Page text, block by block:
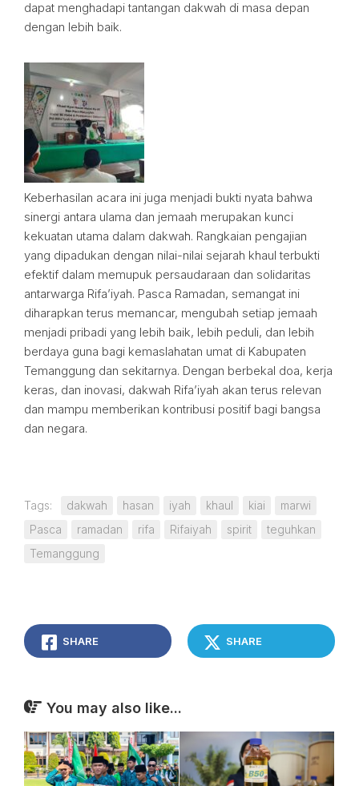
dapat menghadapi tantangan dakwah di masa depan
dengan lebih baik.
Keberhasilan acara ini juga menjadi bukti nyata bahwa
sinergi antara ulama dan jemaah merupakan kunci
kekuatan utama dalam dakwah. Rangkaian pengajian
yang dipadukan dengan nilai-nilai sejarah khaul terbukti
efektif dalam memupuk persaudaraan dan solidaritas
antarwarga Rifa’iyah. Pasca Ramadan, semangat ini
diharapkan terus memancar, mengubah setiap jemaah
menjadi pribadi yang lebih baik, lebih peduli, dan lebih
berdaya guna bagi kemaslahatan umat di Kabupaten
Temanggung dan sekitarnya. Dengan berbekal doa, kerja
keras, dan inovasi, dakwah Rifa’iyah akan terus relevan
dan mampu memberikan kontribusi positif bagi bangsa
dan negara.
Tags: dakwah hasan iyah khaul kiai
marwi
Pasca
ramadan rifa Rifaiyah spirit
teguhkan
Temanggung
SHARE SHARE
You may also like...